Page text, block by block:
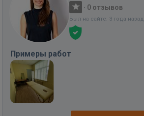
· 0 отзывов
Был на сайте: 3 года назад
Примеры работ